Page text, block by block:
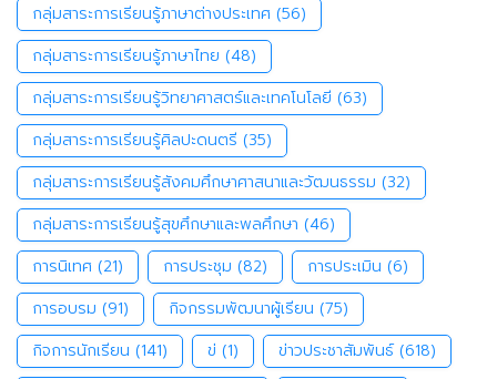
กลุ่มสาระการเรียนรู้ภาษาต่างประเทศ (56)
กลุ่มสาระการเรียนรู้ภาษาไทย (48)
กลุ่มสาระการเรียนรู้วิทยาศาสตร์และเทคโนโลยี (63)
กลุ่มสาระการเรียนรู้ศิลปะดนตรี (35)
กลุ่มสาระการเรียนรู้สังคมศึกษาศาสนาและวัฒนธรรม (32)
กลุ่มสาระการเรียนรู้สุขศึกษาและพลศึกษา (46)
การนิเทศ (21) การประชุม (82) การประเมิน (6)
การอบรม (91) กิจกรรมพัฒนาผู้เรียน (75)
กิจการนักเรียน (141) ข่ (1) ข่าวประชาสัมพันธ์ (618)